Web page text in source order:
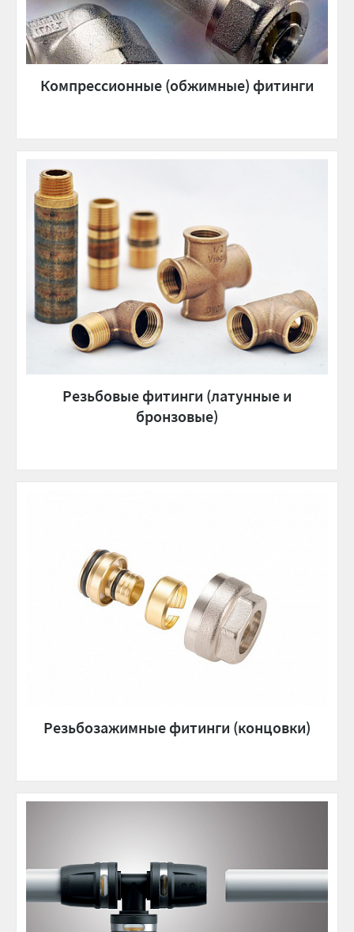
Компрессионные (обжимные) фитинги
Резьбовые фитинги (латунные и
бронзовые)
Резьбозажимные фитинги (концовки)